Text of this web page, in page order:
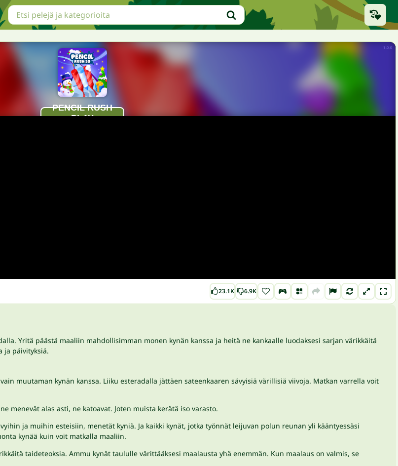
23.1K 6.9K
Yritä päästä maaliin mahdollisimman monen kynän kanssa ja heitä ne kankaalle luodaksesi sarjan värikkäitä
ja päivityksiä.
muutaman kynän kanssa. Liiku esteradalla jättäen sateenkaaren sävyisiä värillisiä viivoja. Matkan varrella voit
menevät alas asti, ne katoavat. Joten muista kerätä iso varasto.
ja muihin esteisiin, menetät kyniä. Ja kaikki kynät, jotka työnnät leijuvan polun reunan yli kääntyessäsi
kynää kuin voit matkalla maaliin.
taideteoksia. Ammu kynät taululle värittääksesi maalausta yhä enemmän. Kun maalaus on valmis, se